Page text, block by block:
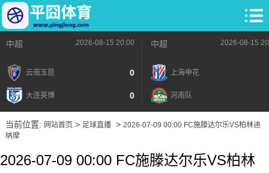
中超 2026-08-15 20:00
云南玉昆 0
大连英博 0
中超 2026-08-15
上海申花
河南队
当前位置: 网站首页> 足球直播> 2026-07-09 00:00 FC施滕达尔乐VS柏林迪
纳摩
2026-07-09 00:00 FC施滕达尔乐VS柏林